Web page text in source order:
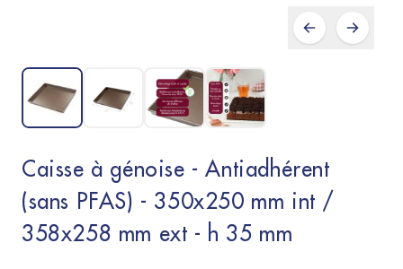
Caisse à génoise - Antiadhérent
(sans PFAS) - 350x250 mm int /
358x258 mm ext - h 35 mm